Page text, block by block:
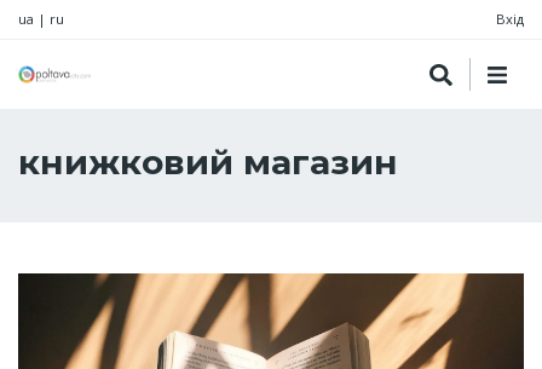
ua | ru Вхід
книжковий магазин